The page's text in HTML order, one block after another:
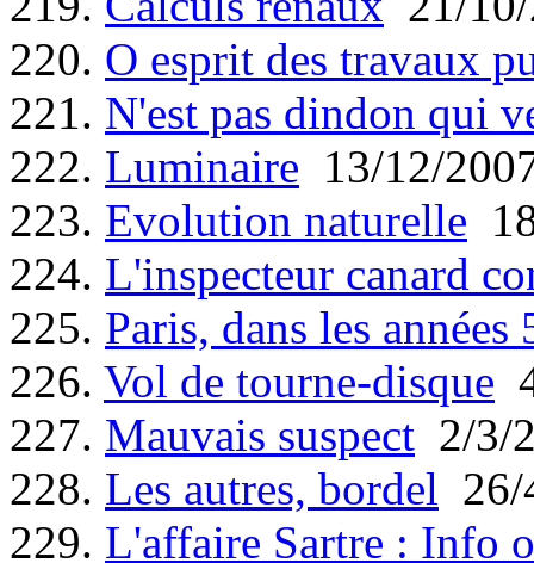
220. O esprit des travaux
221. N'est pas dindon qui
222. Luminaire 13/12/
223. Evolution naturelle
224. L'inspecteur canard
225. Paris, dans les années
226. Vol de tourne-disque
227. Mauvais suspect 2/3/
228. Les autres, bordel
229. L'affaire Sartre : Info